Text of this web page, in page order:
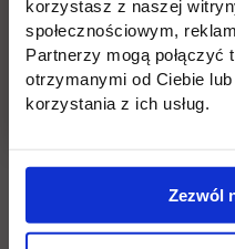
korzystasz z naszej
społecznościowym,
Partnerzy mogą
otrzymanymi od Ciebie
korzystania z ich usług.
Zezwól
Wydawnictwo „Studenckie
redakcją dr Justyny
UTH, dr Agnieszki